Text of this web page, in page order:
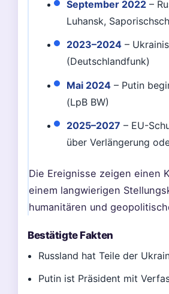
September 2022 –
Luhansk,
2023–2024 –
(Deutschlandfunk)
Mai 2024 – Putin
(LpB BW)
2025–2027 – EU-
über Verlängerung
Die Ereignisse zeigen einen
einem langwierigen
humanitären und
Bestätigte Fakten
Russland hat Teile der
Putin ist Präsident mit